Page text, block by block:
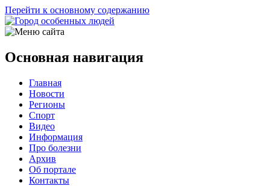
Перейти к основному содержанию
Основная навигация
Главная
Новости
Регионы
Спорт
Видео
Информация
Про болезни
Архив
Об портале
Контакты